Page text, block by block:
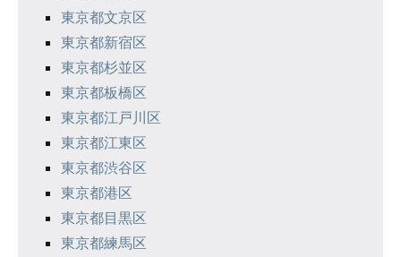
東京都文京区
東京都新宿区
東京都杉並区
東京都板橋区
東京都江戸川区
東京都江東区
東京都渋谷区
東京都港区
東京都目黒区
東京都練馬区